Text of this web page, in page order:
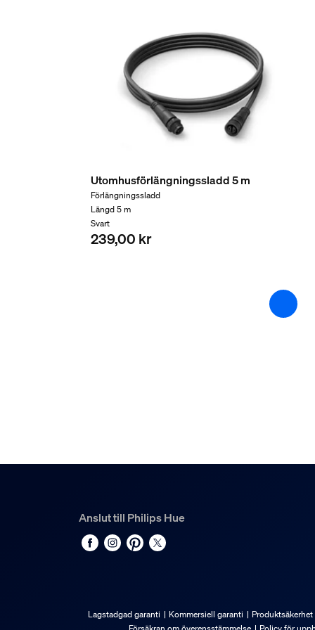
Extra funktion/
Helt väderbeständig
Trädgård
Trädgård, Framsida
Övrigt
0,2 kg
Höjd
150 mm
Bredd
Utomhusförlängningssladd 5 m
Förlängningssladd
Längd 5 m
Svart
239,00 kr
Anslut till Philips Hue
Lagstadgad garanti Kommersiell garanti Produktsäkerhet